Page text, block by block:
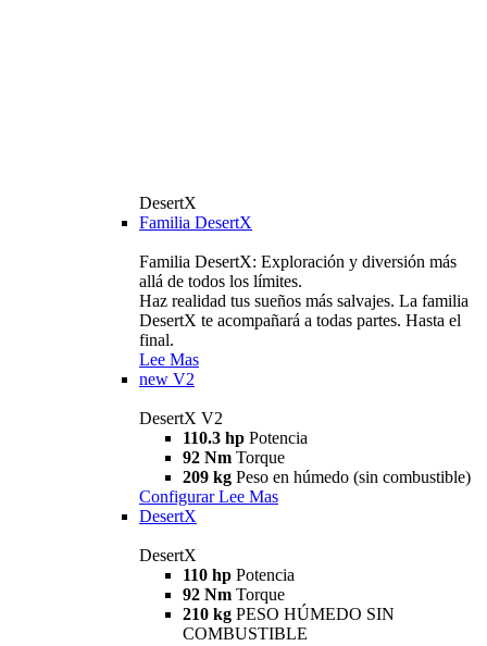
DesertX
Familia DesertX
Familia DesertX: Exploración y diversión más
allá de todos los límites.
Haz realidad tus sueños más salvajes. La familia
DesertX te acompañará a todas partes. Hasta el
final.
Lee Mas
new V2
DesertX V2
110.3 hp Potencia
92 Nm Torque
209 kg Peso en húmedo (sin combustible)
Configurar Lee Mas
DesertX
DesertX
110 hp Potencia
92 Nm Torque
210 kg PESO HÚMEDO SIN
COMBUSTIBLE